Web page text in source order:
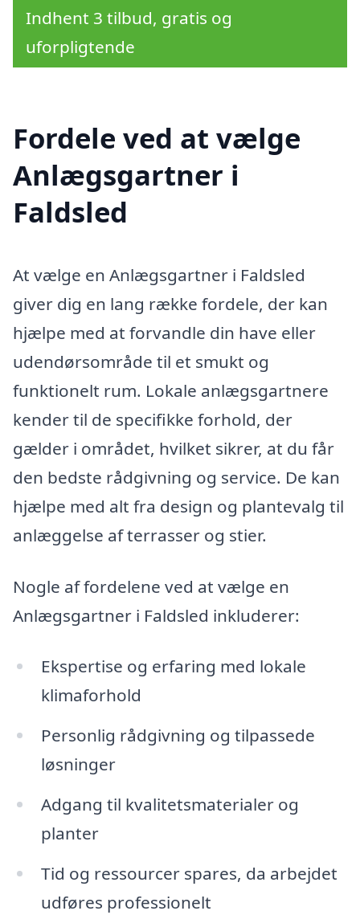
Indhent 3 tilbud, gratis og
uforpligtende
Fordele ved at vælge
Anlægsgartner i
Faldsled
At vælge en Anlægsgartner i Faldsled
giver dig en lang række fordele, der kan
hjælpe med at forvandle din have eller
udendørsområde til et smukt og
funktionelt rum. Lokale anlægsgartnere
kender til de specifikke forhold, der
gælder i området, hvilket sikrer, at du får
den bedste rådgivning og service. De kan
hjælpe med alt fra design og plantevalg til
anlæggelse af terrasser og stier.
Nogle af fordelene ved at vælge en
Anlægsgartner i Faldsled inkluderer:
Ekspertise og erfaring med lokale
klimaforhold
Personlig rådgivning og tilpassede
løsninger
Adgang til kvalitetsmaterialer og
planter
Tid og ressourcer spares, da arbejdet
udføres professionelt